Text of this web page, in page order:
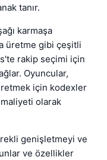
tanır.
karmaşa
üretme gibi çeşitli
rakip seçimi için
Oyuncular,
için kodexler
olarak
genişletmeyi ve
ve özellikler